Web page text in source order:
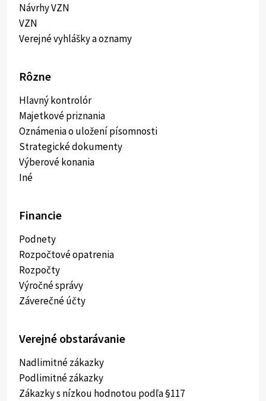
Návrhy VZN
VZN
Verejné vyhlášky a oznamy
Rôzne
Hlavný kontrolór
Majetkové priznania
Oznámenia o uložení písomnosti
Strategické dokumenty
Výberové konania
Iné
Financie
Podnety
Rozpočtové opatrenia
Rozpočty
Výročné správy
Záverečné účty
Verejné obstarávanie
Nadlimitné zákazky
Podlimitné zákazky
Zákazky s nízkou hodnotou podľa §117